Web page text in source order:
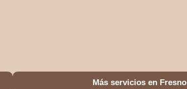
Más servicios en Fresno